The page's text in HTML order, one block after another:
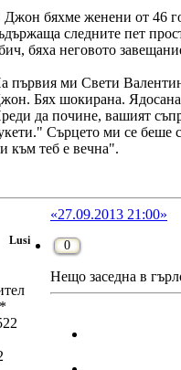
бяхме женени от 46
следните пет
бяха неговото
първия ми Свети Валентин
Бях шокирана.
да почине, вашият
Сърцето ми се беше
към теб е вечна".
Lusi
«27.09.2013 21:00»
0
Нещо заседна в